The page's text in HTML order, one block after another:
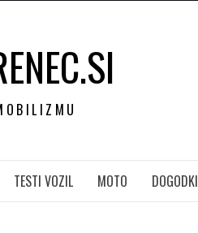
TESTI VOZIL MOTO DOGODKI